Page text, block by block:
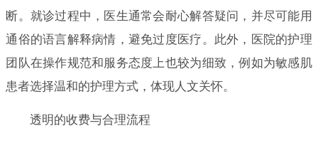
断。就诊过程中，医生通常会耐心解答疑问，并尽可能用
通俗的语言解释病情，避免过度医疗。此外，医院的护理
团队在操作规范和服务态度上也较为细致，例如为敏感肌
患者选择温和的护理方式，体现人文关怀。
透明的收费与合理流程